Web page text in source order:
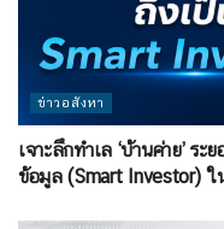
ข่าวอสังหา
เจาะลึกทำเล ‘บ้านค่าย’ ร
ข้อมูล (Smart Investor) ใ